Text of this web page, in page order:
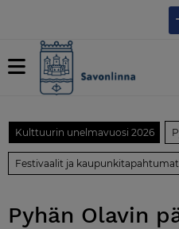
Kulttuurin unelmavuosi 2026
Festivaalit ja kaupunkitapahtumat
Pyhän Olavin